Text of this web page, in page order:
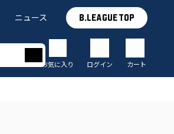
ニュース B.LEAGUE TOP
お気に入り ログイン カート